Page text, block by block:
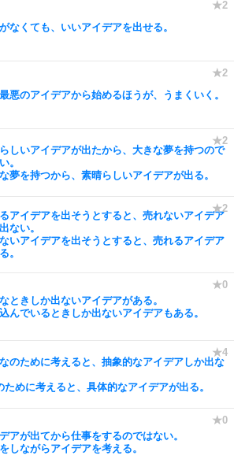
なくても、いいアイデアを出せる。
悪のアイデアから始めるほうが、うまくいく。
しいアイデアが出たから、大きな夢を持つので
。
夢を持つから、素晴らしいアイデアが出る。
アイデアを出そうとすると、売れないアイデア
ない。
いアイデアを出そうとすると、売れるアイデア
。
ときしか出ないアイデアがある。
んでいるときしか出ないアイデアもある。
のために考えると、抽象的なアイデアしか出な
ために考えると、具体的なアイデアが出る。
アが出てから仕事をするのではない。
しながらアイデアを考える。